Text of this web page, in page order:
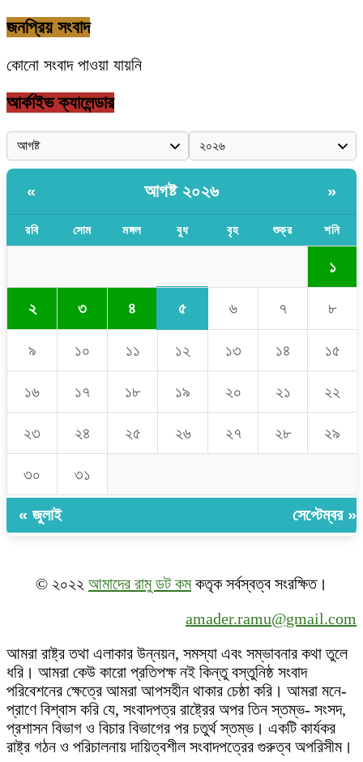
জনপ্রিয় সংবাদ
কোনো সংবাদ পাওয়া যায়নি
আর্কাইভ ক্যালেন্ডার
« আগষ্ট ২০২৬ »
রবি সোম মঙ্গল বুধ বৃহ শুক্র শনি
১
২ ৩ ৪ ৫ ৬ ৭ ৮
৯ ১০ ১১ ১২ ১৩ ১৪ ১৫
১৬ ১৭ ১৮ ১৯ ২০ ২১ ২২
২৩ ২৪ ২৫ ২৬ ২৭ ২৮ ২৯
৩০ ৩১
« জুলাই সেপ্টেম্বর »
© ২০২২ আমাদের রামু ডট কমকতৃক সর্বস্বত্ব সংরক্ষিত।
amader.ramu@gmail.com
আমরা রাষ্ট্র তথা এলাকার উন্নয়ন, সমস্যা এবং সম্ভাবনার কথা তুলে
ধরি। আমরা কেউ কারো প্রতিপক্ষ নই কিন্তু বস্তুনিষ্ঠ সংবাদ
পরিবেশনের ক্ষেত্রে আমরা আপসহীন থাকার চেষ্ঠা করি। আমরা মনে-
প্রাণে বিশ্বাস করি যে, সংবাদপত্র রাষ্ট্রের অপর তিন স্তম্ভ- সংসদ,
প্রশাসন বিভাগ ও বিচার বিভাগের পর চতুর্থ স্তম্ভ। একটি কার্যকর
রাষ্ট্র গঠন ও পরিচালনায় দায়িত্বশীল সংবাদপত্রের গুরুত্ব অপরিসীম।